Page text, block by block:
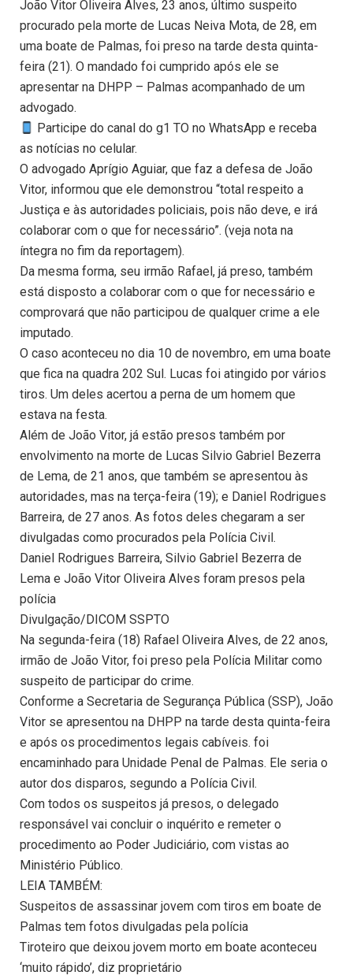
João Vitor Oliveira Alves, 23 anos, último suspeito
procurado pela morte de Lucas Neiva Mota, de 28, em
uma boate de Palmas, foi preso na tarde desta quinta-
feira (21). O mandado foi cumprido após ele se
apresentar na DHPP – Palmas acompanhado de um
advogado.
Participe do canal do g1 TO no WhatsApp e receba
as notícias no celular.
O advogado Aprígio Aguiar, que faz a defesa de João
Vitor, informou que ele demonstrou “total respeito a
Justiça e às autoridades policiais, pois não deve, e irá
colaborar com o que for necessário”. (veja nota na
íntegra no fim da reportagem).
Da mesma forma, seu irmão Rafael, já preso, também
está disposto a colaborar com o que for necessário e
comprovará que não participou de qualquer crime a ele
imputado.
O caso aconteceu no dia 10 de novembro, em uma boate
que fica na quadra 202 Sul. Lucas foi atingido por vários
tiros. Um deles acertou a perna de um homem que
estava na festa.
Além de João Vitor, já estão presos também por
envolvimento na morte de Lucas Silvio Gabriel Bezerra
de Lema, de 21 anos, que também se apresentou às
autoridades, mas na terça-feira (19); e Daniel Rodrigues
Barreira, de 27 anos. As fotos deles chegaram a ser
divulgadas como procurados pela Polícia Civil.
Daniel Rodrigues Barreira, Silvio Gabriel Bezerra de
Lema e João Vitor Oliveira Alves foram presos pela
polícia
Divulgação/DICOM SSPTO
Na segunda-feira (18) Rafael Oliveira Alves, de 22 anos,
irmão de João Vitor, foi preso pela Polícia Militar como
suspeito de participar do crime.
Conforme a Secretaria de Segurança Pública (SSP), João
Vitor se apresentou na DHPP na tarde desta quinta-feira
e após os procedimentos legais cabíveis. foi
encaminhado para Unidade Penal de Palmas. Ele seria o
autor dos disparos, segundo a Polícia Civil.
Com todos os suspeitos já presos, o delegado
responsável vai concluir o inquérito e remeter o
procedimento ao Poder Judiciário, com vistas ao
Ministério Público.
LEIA TAMBÉM:
Suspeitos de assassinar jovem com tiros em boate de
Palmas tem fotos divulgadas pela polícia
Tiroteiro que deixou jovem morto em boate aconteceu
‘muito rápido’, diz proprietário